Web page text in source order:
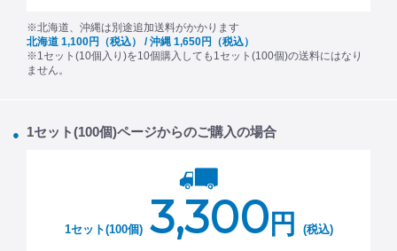
※北海道、沖縄は別途追加送料がかかります
北海道 1,100円（税込） / 沖縄 1,650円（税込）
※1セット(10個入り)を10個購入しても1セット(100個)の送料にはなり
ません。
1セット(100個)ページからのご購入の場合
1セット(100個) 3,300 円 (税込)